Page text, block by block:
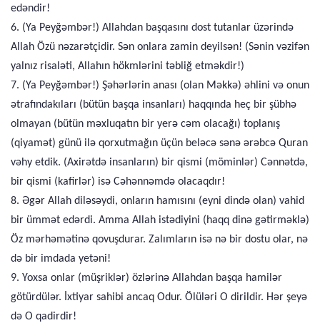
edəndir!
6. (Ya Peyğəmbər!) Allahdan başqasını dost tutanlar üzərində
Allah Özü nəzarətçidir. Sən onlara zamin deyilsən! (Sənin vəzifən
yalnız risaləti, Allahın hökmlərini təbliğ etməkdir!)
7. (Ya Peyğəmbər!) Şəhərlərin anası (olan Məkkə) əhlini və onun
ətrafındakıları (bütün başqa insanları) haqqında heç bir şübhə
olmayan (bütün məxluqatın bir yerə cəm olacağı) toplanış
(qiyamət) günü ilə qorxutmağın üçün beləcə sənə ərəbcə Quran
vəhy etdik. (Axirətdə insanların) bir qismi (möminlər) Cənnətdə,
bir qismi (kafirlər) isə Cəhənnəmdə olacaqdır!
8. Əgər Allah diləsəydi, onların hamısını (eyni dində olan) vahid
bir ümmət edərdi. Amma Allah istədiyini (haqq dinə gətirməklə)
Öz mərhəmətinə qovuşdurar. Zalımların isə nə bir dostu olar, nə
də bir imdada yetəni!
9. Yoxsa onlar (müşriklər) özlərinə Allahdan başqa hamilər
götürdülər. İxtiyar sahibi ancaq Odur. Ölüləri O dirildir. Hər şeyə
də O qadirdir!